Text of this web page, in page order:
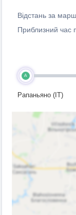
Відстань за
Приблизний час
A
Рапаньяно (IT)